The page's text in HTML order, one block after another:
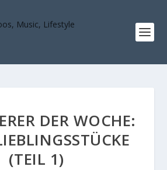
DER WOCHE:
(TEIL 1)